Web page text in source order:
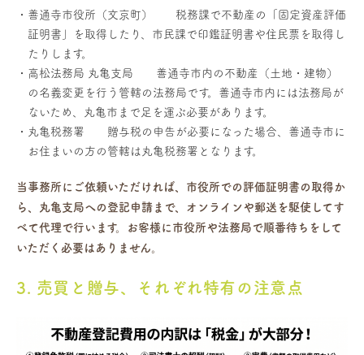
善通寺市役所（文京町） 税務課で不動産の「固定資産評価
証明書」を取得したり、市民課で印鑑証明書や住民票を取得し
たりします。
高松法務局 丸亀支局 善通寺市内の不動産（土地・建物）
の名義変更を行う管轄の法務局です。善通寺市内には法務局が
ないため、丸亀市まで足を運ぶ必要があります。
丸亀税務署 贈与税の申告が必要になった場合、善通寺市に
お住まいの方の管轄は丸亀税務署となります。
当事務所にご依頼いただければ、市役所での評価証明書の取得か
ら、丸亀支局への登記申請まで、オンラインや郵送を駆使してす
べて代理で行います。お客様に市役所や法務局で順番待ちをして
いただく必要はありません。
3. 売買と贈与、それぞれ特有の注意点